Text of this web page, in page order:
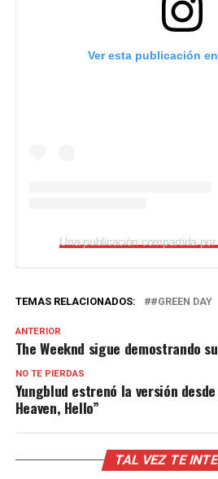
Ver esta publicación
TEMAS RELACIONADOS: #GREEN DAY
ANTERIOR
The Weeknd sigue demostrando
NO TE PIERDAS
Yungblud estrenó la versión
Heaven, Hello”
TAL VEZ TE